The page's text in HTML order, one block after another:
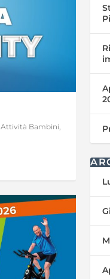
Attività Bambini,